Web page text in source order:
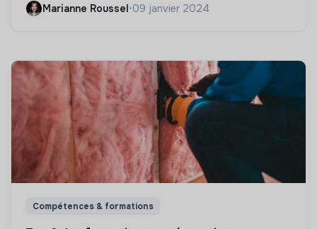
Marianne Roussel•09 janvier 2024
Compétences & formations